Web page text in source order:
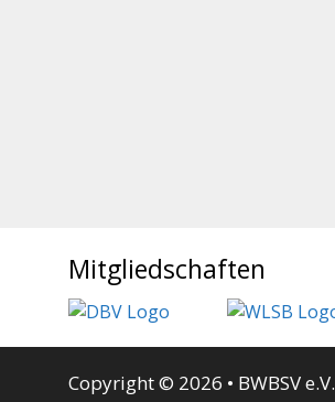
Mitgliedschaften
Copyright © 2026 • BWBSV e.V.